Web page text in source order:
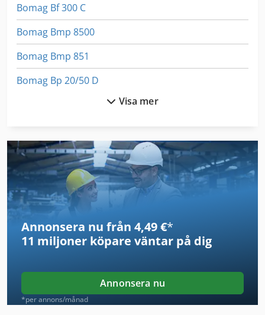
Bomag Bf 300 C
Bomag Bmp 8500
Bomag Bmp 851
Bomag Bp 20/50 D
Bomag Bt 65
Bomag Bt 68
Bomag Bvp 18/45
Bomag Bw 100
Bomar Basicut 275.230 Dg
Bomar Easycut 275.230 Dg
Bomar Ergonomic
Visa mer
Annonsera nu från 4,49 €*
11 miljoner köpare väntar på dig
Annonsera nu
*per annons/månad